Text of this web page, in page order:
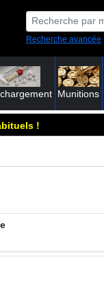
Recherche avancée
Munitions
!